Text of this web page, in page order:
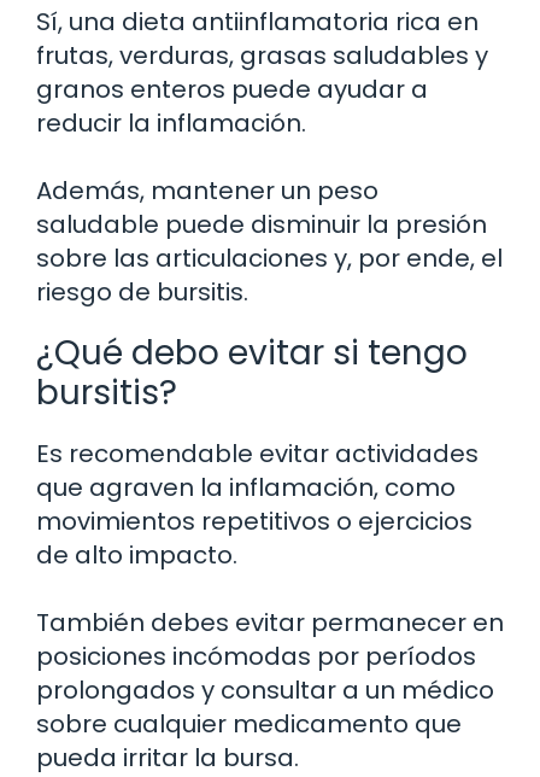
Sí, una dieta antiinflamatoria rica en
frutas, verduras, grasas saludables y
granos enteros puede ayudar a
reducir la inflamación.
Además, mantener un peso
saludable puede disminuir la presión
sobre las articulaciones y, por ende, el
riesgo de bursitis.
¿Qué debo evitar si tengo
bursitis?
Es recomendable evitar actividades
que agraven la inflamación, como
movimientos repetitivos o ejercicios
de alto impacto.
También debes evitar permanecer en
posiciones incómodas por períodos
prolongados y consultar a un médico
sobre cualquier medicamento que
pueda irritar la bursa.